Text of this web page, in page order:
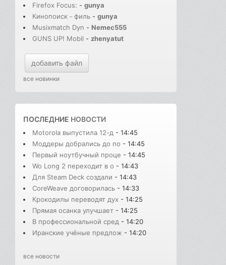
Firefox Focus: - gunya
Кинопоиск－филь - gunya
Musixmatch Dyn - Nemec555
GUNS UP! Mobil - zhenyatut
добавить файл
все новинки
ПОСЛЕДНИЕ НОВОСТИ
Motorola выпустила 12-д - 14:45
Моддеры добрались до по - 14:45
Первый ноутбучный проце - 14:45
Wo Long 2 переходит в о - 14:43
Для Steam Deck создали - 14:43
CoreWeave договорилась - 14:33
Крокодилы переводят дух - 14:25
Прямая осанка улучшает - 14:25
В профессиональной сред - 14:20
Иранские учёные предлож - 14:20
все новости